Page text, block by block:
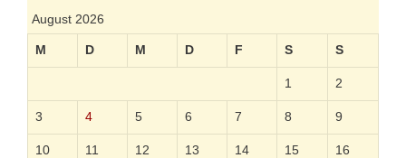
m
h
r
August 2026
M D M D F S S
1 2
3 4 5 6 7 8 9
10 11 12 13 14 15 16